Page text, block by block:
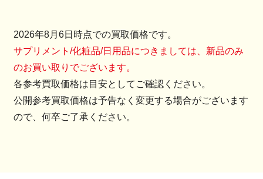
2026年8月6日時点での買取価格です。
サプリメント/化粧品/日用品につきましては、新品のみ
のお買い取りでございます。
各参考買取価格は目安としてご確認ください。
公開参考買取価格は予告なく変更する場合がございます
ので、何卒ご了承ください。